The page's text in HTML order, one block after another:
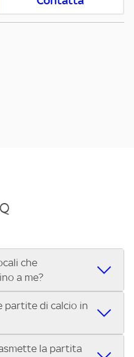
che
a me?
o locale vicino a te per
la Serie C Sky Wifi, la
Europa League, la UEFA
1®, la MotoGP™ e
partite di calcio in
mostrano le partite
la partita